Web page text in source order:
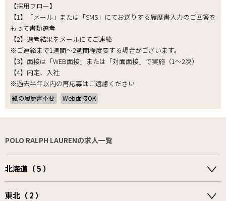
【採用フロー】
【1】「メール」または「SMS」にてお送りする履歴書入力のご回答を
もって書類選考
【2】選考結果をメールにてご連絡
※ご連絡まで1週間～2週間程度要する場合がございます。
【3】面接は「WEB面接」または「対面面接」で実施（1～2次）
【4】内定、入社
※過去半年以内の再応募はご遠慮ください
紙の履歴書不要 Web面接OK
POLO RALPH LAURENの求人一覧
北海道（ 5 ）
東北（ 2 ）